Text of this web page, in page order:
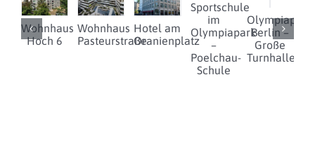
Wohnhaus
Hoch 6
Wohnhaus
Pasteurstraße
Hotel am
Oranienplatz
Sportschule
im
Olympiapark
–
Poelchau-
Schule
Olympiapark
Berlin –
Große
Turnhalle